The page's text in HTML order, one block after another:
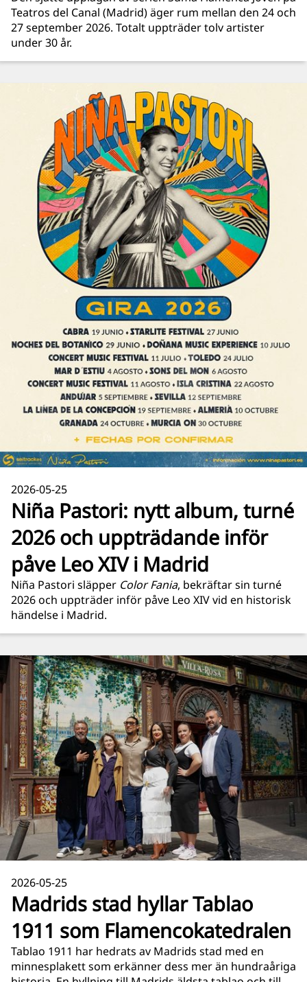
Teatros del Canal (Madrid) äger rum mellan den 24 och
27 september 2026. Totalt uppträder tolv artister
under 30 år.
2026-05-25
Niña Pastori: nytt album, turné
2026 och uppträdande inför
påve Leo XIV i Madrid
Niña Pastori släpper Color Fania, bekräftar sin turné
2026 och uppträder inför påve Leo XIV vid en historisk
händelse i Madrid.
2026-05-25
Madrids stad hyllar Tablao
1911 som Flamencokatedralen
Tablao 1911 har hedrats av Madrids stad med en
minnesplakett som erkänner dess mer än hundraåriga